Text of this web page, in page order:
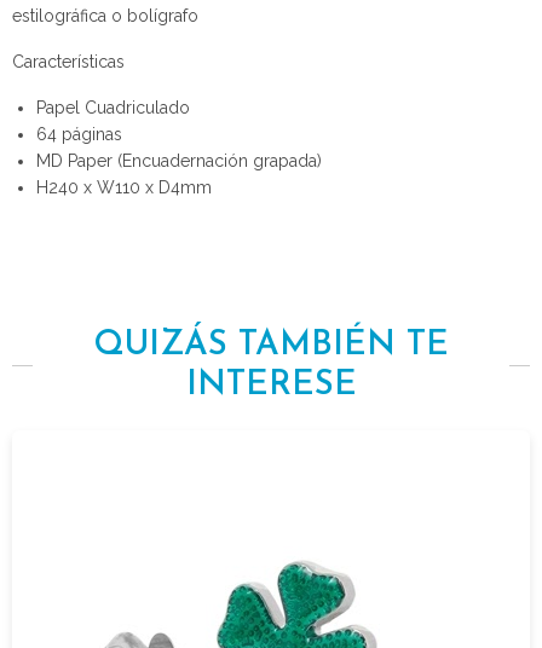
estilográfica o bolígrafo
Características
Papel Cuadriculado
64 páginas
MD Paper (Encuadernación grapada)
H240 x W110 x D4mm
QUIZÁS TAMBIÉN TE
INTERESE